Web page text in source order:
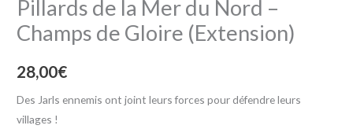
Pillards de la Mer du Nord –
Champs de Gloire (Extension)
28,00€
Des Jarls ennemis ont joint leurs forces pour défendre leurs
villages !